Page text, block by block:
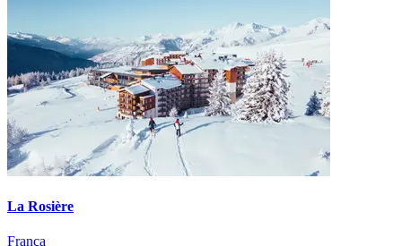
La Rosière
França